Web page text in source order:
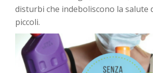
disturbi che indeboliscono la salute
piccoli.